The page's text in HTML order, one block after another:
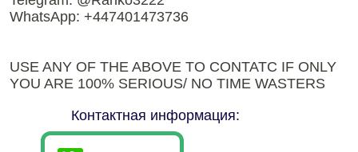
WhatsApp: +447401473736
USE ANY OF THE ABOVE TO CONTATC IF ONLY
YOU ARE 100% SERIOUS/ NO TIME WASTERS
Контактная информация: